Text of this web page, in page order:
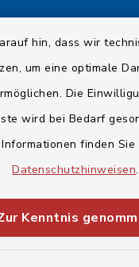
hin, dass wir
um eine optimale
Die
wird bei Bedarf
finden Sie
Datenschutzhinweisen.
Kenntnis
Barrierefreiheit
Datenschutz
Impressum
Sitemap
Cookie-